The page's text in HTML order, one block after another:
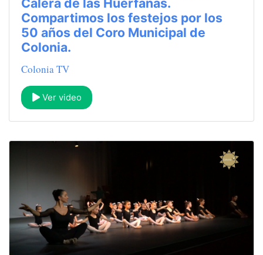
Compartimos los festejos por los
50 años del Coro Municipal de
Colonia.
Colonia TV
Ver video